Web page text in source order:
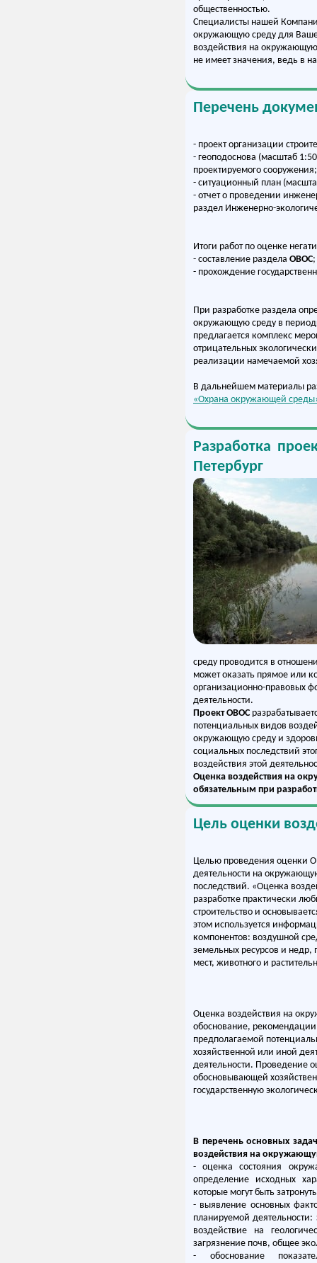
общественностью.
Специалисты нашей
окружающую среду для
воздействия на окружающую
не имеет значения, ведь в
Перечень
- проект организации
- геоподоснова (масштаб
проектируемого сооружения;
- ситуационный план
- отчет о проведении
раздел Инженерно-
Итоги работ по оценке
- составление раздела ОВОС;
- прохождение
При разработке раздела
окружающую среду в
предлагается комплекс
отрицательных
реализации намечаемой
В дальнейшем материалы
«Охрана окружающей
Разработка
Петербург
среду проводится в
может оказать прямое или
организационно-правовых
деятельности.
Проект ОВОС
потенциальных видов
окружающую среду и
социальных последствий
воздействия этой
Оценка воздействия на
обязательным при
Цель оценки
Целью проведения оценки
деятельности на
последствий. «Оценка
разработке практически
строительство и
этом используется
компонентов: воздушной
земельных ресурсов и недр,
мест, животного и
Оценка воздействия на
обоснование,
предполагаемой
хозяйственной или иной
деятельности. Проведение
обосновывающей
государственную
В перечень основных
воздействия на
- оценка состояния
определение исходных
которые могут быть
- выявление основных
планируемой деятельности:
воздействие на
загрязнение почв, общее
- обоснование